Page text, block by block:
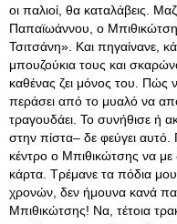
οι παλιοί, θα καταλάβεις.
Παπαϊωάννου, ο
Τσιτσάνη». Και πηγαίνανε,
μπουζούκια τους και
καθένας ζει μόνος του. Πώς
περάσει από το μυαλό να
τραγουδάει. Το συνήθισε ή
στην πίστα– δε φεύγει αυτό.
κέντρο ο Μπιθικώτσης να με
κάρτα. Τρέμανε τα πόδια
χρονών, δεν ήμουνα κανά
Μπιθικώτσης! Να, τέτοια